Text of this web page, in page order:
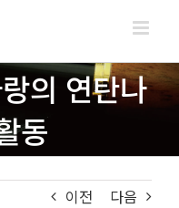
의 연탄나
동
이전 다음